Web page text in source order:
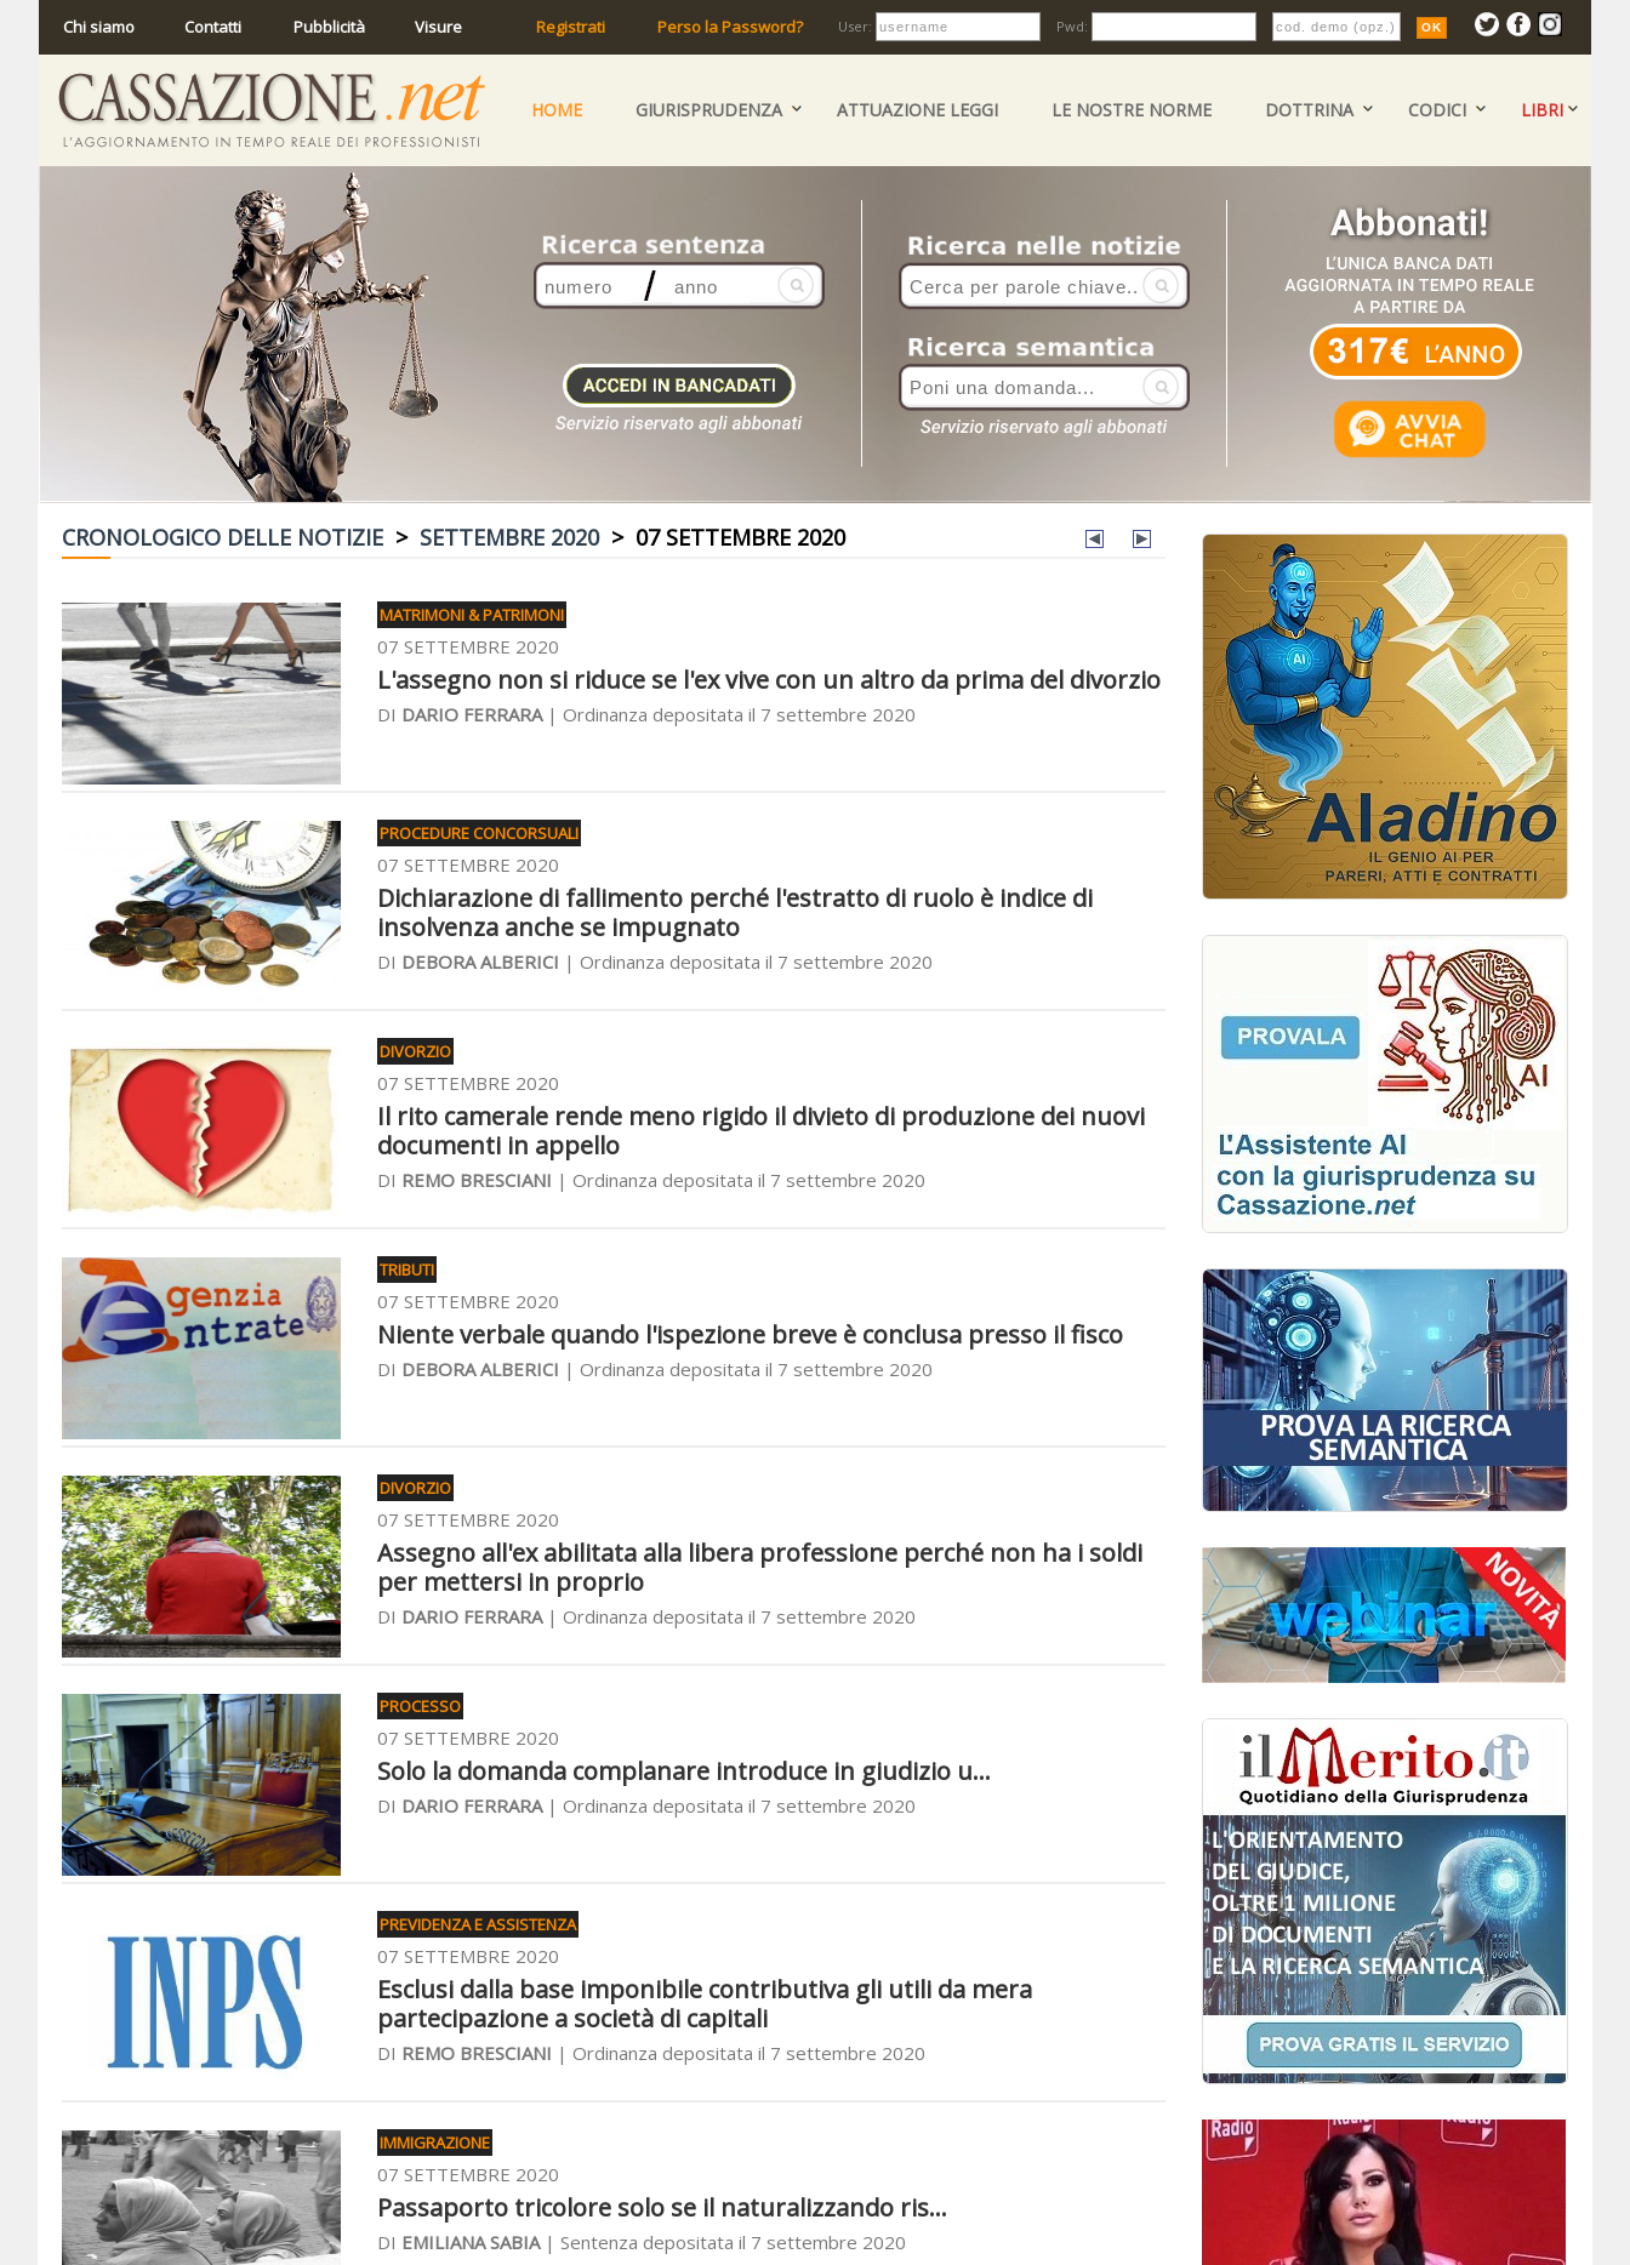
Chi siamo Contatti Pubblicità Visure Registrati Perso la Password? User: Pwd:
HOME GIURISPRUDENZA ATTUAZIONE LEGGI LE NOSTRE NORME DOTTRINA CODICI LIBRI
CRONOLOGICO DELLE NOTIZIE > SETTEMBRE 2020> 07 SETTEMBRE 2020
MATRIMONI & PATRIMONI
07 SETTEMBRE 2020
L'assegno non si riduce se l'ex vive con un altro da prima del divorzio
DI DARIO FERRARA| Ordinanza depositata il 7 settembre 2020
PROCEDURE CONCORSUALI
07 SETTEMBRE 2020
Dichiarazione di fallimento perché l'estratto di ruolo è indice di
insolvenza anche se impugnato
DI DEBORA ALBERICI | Ordinanza depositata il 7 settembre 2020
DIVORZIO
07 SETTEMBRE 2020
Il rito camerale rende meno rigido il divieto di produzione dei nuovi
documenti in appello
DI REMO BRESCIANI | Ordinanza depositata il 7 settembre 2020
TRIBUTI
07 SETTEMBRE 2020
Niente verbale quando l'ispezione breve è conclusa presso il fisco
DI DEBORA ALBERICI | Ordinanza depositata il 7 settembre 2020
DIVORZIO
07 SETTEMBRE 2020
Assegno all'ex abilitata alla libera professione perché non ha i soldi
per mettersi in proprio
DI DARIO FERRARA| Ordinanza depositata il 7 settembre 2020
PROCESSO
07 SETTEMBRE 2020
Solo la domanda complanare introduce in giudizio u...
DI DARIO FERRARA| Ordinanza depositata il 7 settembre 2020
PREVIDENZA E ASSISTENZA
07 SETTEMBRE 2020
Esclusi dalla base imponibile contributiva gli utili da mera
partecipazione a società di capitali
DI REMO BRESCIANI | Ordinanza depositata il 7 settembre 2020
IMMIGRAZIONE
07 SETTEMBRE 2020
Passaporto tricolore solo se il naturalizzando ris...
DI EMILIANA SABIA| Sentenza depositata il 7 settembre 2020